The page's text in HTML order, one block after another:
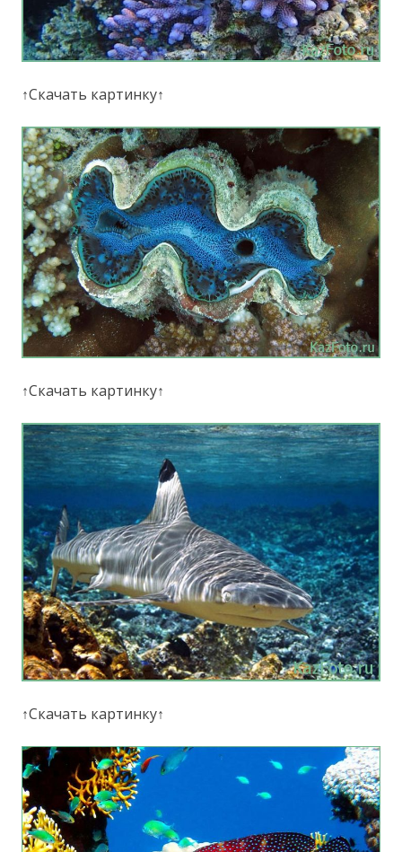
↑Скачать картинку↑
↑Скачать картинку↑
↑Скачать картинку↑